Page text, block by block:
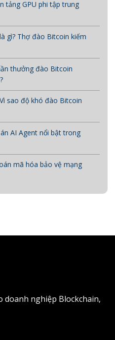
tảng GPU phi tập trung
gì? Thợ đào Bitcoin kiếm
thưởng đào Bitcoin
sao độ khó đào Bitcoin
AI Agent nổi bật trong
mã hóa bảo vệ mạng
doanh nghiệp Blockchain,